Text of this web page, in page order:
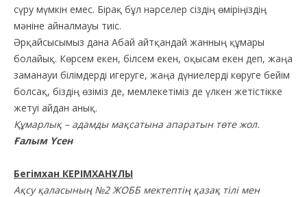
сүру мүмкін емес. Бірақ бұл нәрселер сіздің өміріңіздің
мәніне айналмауы тиіс.
Әрқайсысымыз дана Абай айтқандай жанның құмары
болайық. Көрсем екен, білсем екен, оқысам екен деп, жаңа
заманауи білімдерді игеруге, жаңа дүниелерді көруге бейім
болсақ, біздің өзіміз де, мемлекетіміз де үлкен жетістікке
жетуі айдан анық.
Құмарлық – адамды мақсатына апаратын төте жол.
Ғалым Үсен
Бегімхан КЕРІМХАНҰЛЫ
Ақсу қаласының №2 ЖОББ мектептің қазақ тілі мен